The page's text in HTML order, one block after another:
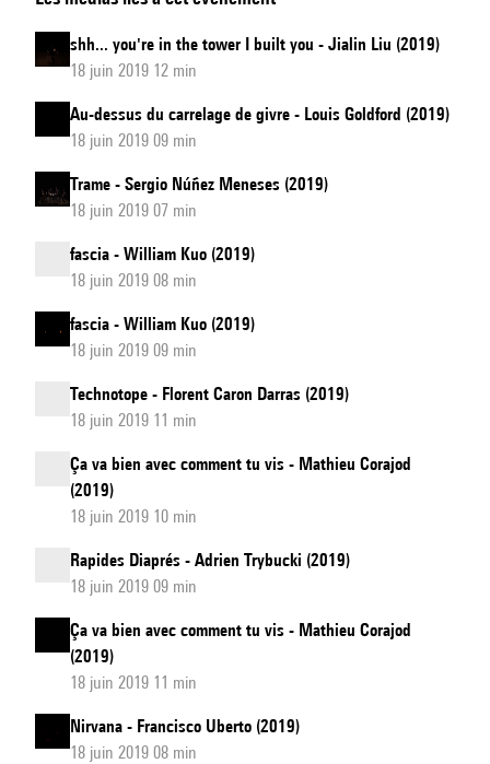
shh... you're in the tower I built you - Jialin Liu (2019)
18 juin 2019 12 min
Au-dessus du carrelage de givre - Louis Goldford (2019)
18 juin 2019 09 min
Trame - Sergio Núñez Meneses (2019)
18 juin 2019 07 min
fascia - William Kuo (2019)
18 juin 2019 08 min
fascia - William Kuo (2019)
18 juin 2019 09 min
Technotope - Florent Caron Darras (2019)
18 juin 2019 11 min
Ça va bien avec comment tu vis - Mathieu Corajod
(2019)
18 juin 2019 10 min
Rapides Diaprés - Adrien Trybucki (2019)
18 juin 2019 09 min
Ça va bien avec comment tu vis - Mathieu Corajod
(2019)
18 juin 2019 11 min
Nirvana - Francisco Uberto (2019)
18 juin 2019 08 min